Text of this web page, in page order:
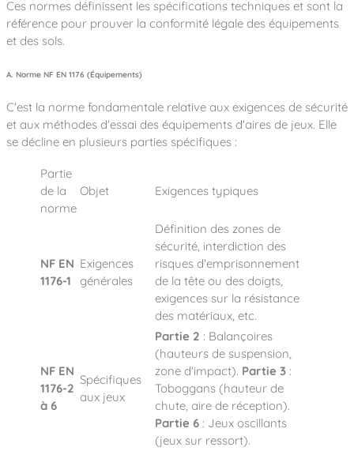
Ces normes définissent les spécifications techniques et sont la
référence pour prouver la conformité légale des équipements
et des sols.
A. Norme NF EN 1176 (Équipements)
C'est la norme fondamentale relative aux exigences de sécurité
et aux méthodes d'essai des équipements d'aires de jeux. Elle
se décline en plusieurs parties spécifiques :
Partie
de la
norme
Objet Exigences typiques
NF EN
1176-1
Exigences
générales
Définition des zones de
sécurité, interdiction des
risques d'emprisonnement
de la tête ou des doigts,
exigences sur la résistance
des matériaux, etc.
NF EN
1176-2
à 6
Spécifiques
aux jeux
Partie 2 : Balançoires
(hauteurs de suspension,
zone d'impact). Partie 3 :
Toboggans (hauteur de
chute, aire de réception).
Partie 6 : Jeux oscillants
(jeux sur ressort).